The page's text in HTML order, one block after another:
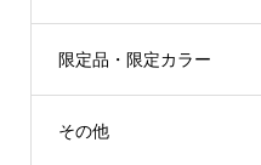
限定品・限定カラー
その他